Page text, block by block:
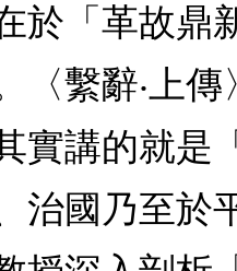
於「革故
〈繫辭‧上
實講的就
治國乃至於